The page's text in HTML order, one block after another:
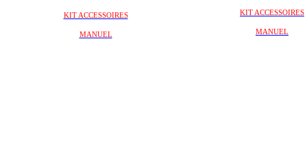
KIT ACCESSOIRES
MANUEL
KIT ACCESSOIRES
MANUEL